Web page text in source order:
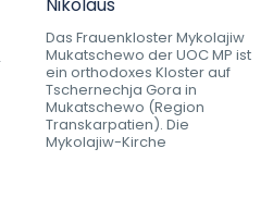
Nikolaus
Das Frauenkloster Mykolajiw
Mukatschewo der UOC MP ist
ein orthodoxes Kloster auf
Tschernechja Gora in
Mukatschewo (Region
Transkarpatien). Die
Mykolajiw-Kirche